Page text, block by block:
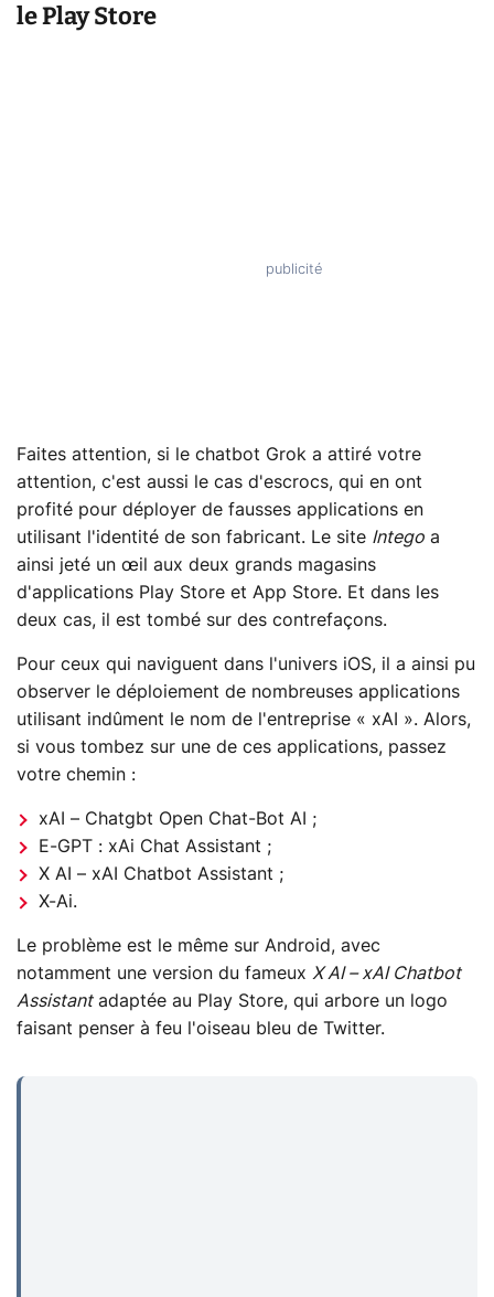
le Play Store
Faites attention, si le chatbot Grok a attiré votre
attention, c'est aussi le cas d'escrocs, qui en ont
profité pour déployer de fausses applications en
utilisant l'identité de son fabricant. Le site Intego a
ainsi jeté un œil aux deux grands magasins
d'applications Play Store et App Store. Et dans les
deux cas, il est tombé sur des contrefaçons.
Pour ceux qui naviguent dans l'univers iOS, il a ainsi pu
observer le déploiement de nombreuses applications
utilisant indûment le nom de l'entreprise « xAI ». Alors,
si vous tombez sur une de ces applications, passez
votre chemin :
xAI – Chatgbt Open Chat-Bot AI ;
E-GPT : xAi Chat Assistant ;
X AI – xAI Chatbot Assistant ;
X-Ai.
Le problème est le même sur Android, avec
notamment une version du fameux X AI – xAI Chatbot
Assistantadaptée au Play Store, qui arbore un logo
faisant penser à feu l'oiseau bleu de Twitter.